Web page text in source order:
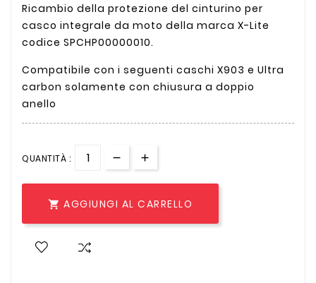
Ricambio della protezione del cinturino per
casco integrale da moto della marca X-Lite
codice SPCHP00000010.
Compatibile con i seguenti caschi X903 e Ultra
carbon solamente con chiusura a doppio
anello
QUANTITÀ :
 AGGIUNGI AL CARRELLO